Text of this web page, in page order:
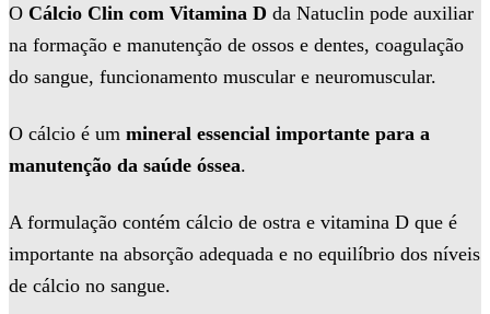
O Cálcio Clin com Vitamina D da Natuclin pode auxiliar
na formação e manutenção de ossos e dentes, coagulação
do sangue, funcionamento muscular e neuromuscular.
O cálcio é um mineral essencial importante para a
manutenção da saúde óssea.
A formulação contém cálcio de ostra e vitamina D que é
importante na absorção adequada e no equilíbrio dos níveis
de cálcio no sangue.